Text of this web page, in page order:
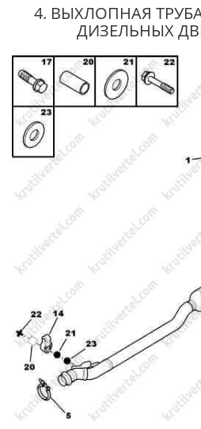
4. ВЫХЛОПНАЯ
ДИЗЕЛЬНЫХ